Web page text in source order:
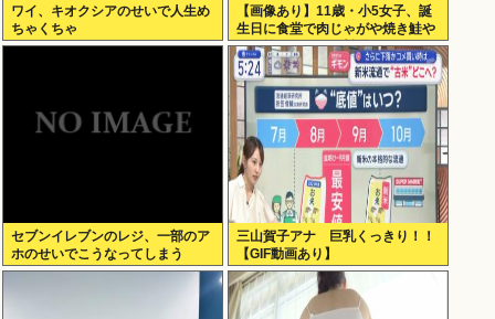
ワイ、キオクシアのせいで人生め
ちゃくちゃ
【画像あり】11歳・小5女子、誕
生日に食堂で肉じゃがや焼き鮭や
玉子焼きなど一品料理をオジサン
みたいに食べる
セブンイレブンのレジ、一部のア
ホのせいでこうなってしまう
三山賀子アナ 巨乳くっきり！！
【GIF動画あり】